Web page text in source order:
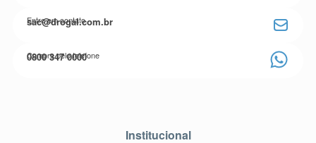
Entre em contato
sac@drogal.com.br
Compre pelo telefone
0800 347 0000
Institucional